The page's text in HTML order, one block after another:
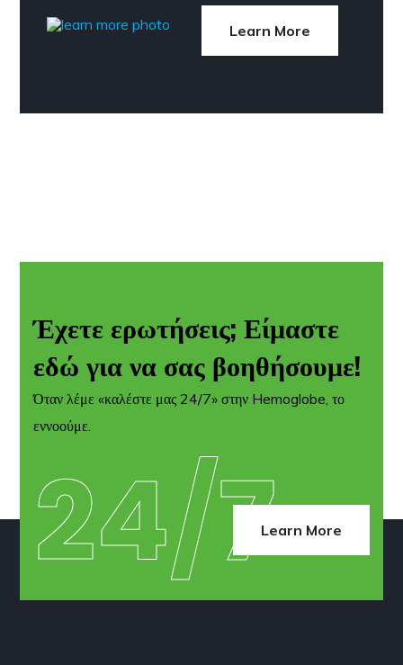
learn more
Learn More
Έχετε ερωτήσεις; Είμαστε
εδώ για να σας βοηθήσουμε!
Όταν λέμε «καλέστε μας 24/7» στην Hemoglobe, το
εννοούμε.
24/7Learn More